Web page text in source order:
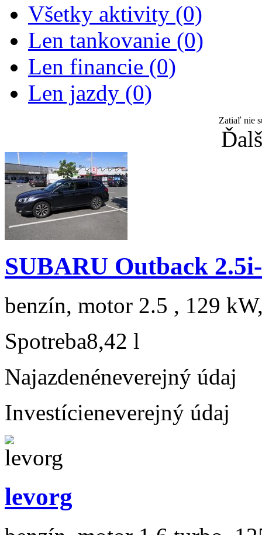
Všetky aktivity (0)
Len tankovanie (0)
Len financie (0)
Len jazdy (0)
Zatiaľ nie
SUBARU Outback
benzín, motor 2.5 , 129
Spotreba8,42 l
Najazdenéneverejný údaj
Investícieneverejný údaj
levorg